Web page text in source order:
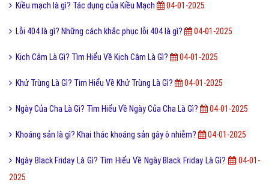
Kiều mạch là gì? Tác dụng của Kiều Mạch 04-01-2025
Lỗi 404 là gì? Những cách khắc phục lỗi 404 là gì? 04-01-2025
Kịch Câm Là Gì? Tìm Hiểu Về Kịch Câm Là Gì? 04-01-2025
Khử Trùng Là Gì? Tìm Hiểu Về Khử Trùng Là Gì? 04-01-2025
Ngày Của Cha Là Gì? Tìm Hiểu Về Ngày Của Cha Là Gì? 04-01-2025
Khoáng sản là gì? Khai thác khoáng sản gây ô nhiễm? 04-01-2025
Ngày Black Friday Là Gì? Tìm Hiểu Về Ngày Black Friday Là Gì?
04-01-
2025